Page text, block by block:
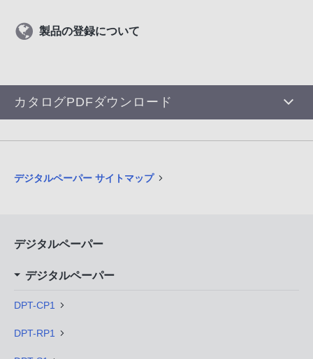
製品の登録について
カタログPDFダウンロード
デジタルペーパー サイトマップ
デジタルペーパー
デジタルペーパー
DPT-CP1
DPT-RP1